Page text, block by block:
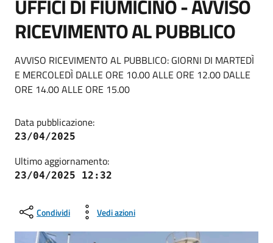
UFFICI DI FIUMICINO - AVVISO
RICEVIMENTO AL PUBBLICO
AVVISO RICEVIMENTO AL PUBBLICO: GIORNI DI MARTEDÌ
E MERCOLEDÌ DALLE ORE 10.00 ALLE ORE 12.00 DALLE
ORE 14.00 ALLE ORE 15.00
Data pubblicazione:
23/04/2025
Ultimo aggiornamento:
23/04/2025 12:32
Condividi Vedi azioni